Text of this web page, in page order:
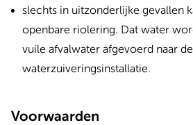
slechts in uitzonderlijke gevallen
openbare riolering. Dat water
vuile afvalwater afgevoerd naar de
waterzuiveringsinstallatie.
Voorwaarden